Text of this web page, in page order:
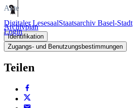
Digitaler LesesaalStaatsarchiv Basel-Stadt
Login
Akte
Archivplan
Identifikation
Zugangs- und Benutzungsbestimmungen
Teilen